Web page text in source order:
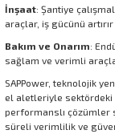
İnşaat: Şantiye
araçlar, iş gücünü
Bakım ve Onarım:
sağlam ve verimli
SAPPower, teknolojik
el aletleriyle sektördeki
performanslı çözümler
süreli verimlilik ve